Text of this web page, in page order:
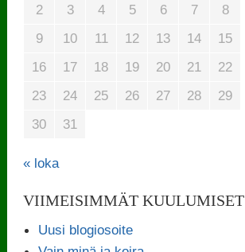
2
3 4 5 6 7
8
9
10 11 12 13 14
15
16
17 18 19 20 21
22
23
24 25 26 27 28
29
30
31
« loka
VIIMEISIMMÄT KUULUMISET
Uusi blogiosoite